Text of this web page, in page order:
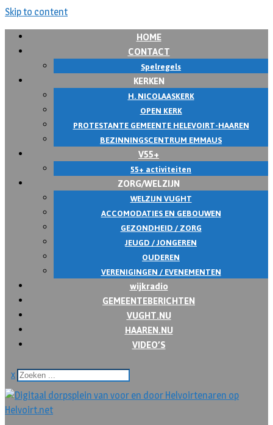
Skip to content
HOME
CONTACT
Spelregels
KERKEN
H. NICOLAASKERK
OPEN KERK
PROTESTANTE GEMEENTE HELEVOIRT-HAAREN
BEZINNINGSCENTRUM EMMAUS
V55+
55+ activiteiten
ZORG/WELZIJN
WELZIJN VUGHT
ACCOMODATIES EN GEBOUWEN
GEZONDHEID / ZORG
JEUGD / JONGEREN
OUDEREN
VERENIGINGEN / EVENEMENTEN
wijkradio
GEMEENTEBERICHTEN
VUGHT.NU
HAAREN.NU
VIDEO’S
x